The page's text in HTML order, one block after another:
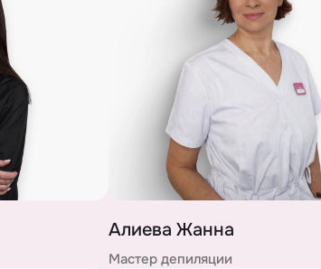
Алиева Жанна
Мастер депиляции